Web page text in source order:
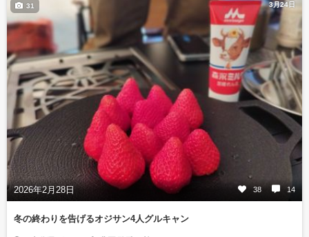
3月24日
2026年2月28日 38 14
31
冬の終わりを告げるオジサン4人グルキャン